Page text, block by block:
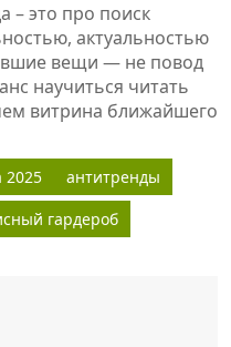
– это про поиск
актуальностью
вещи — не повод
научиться читать
витрина ближайшего
2025
антитренды
гардероб